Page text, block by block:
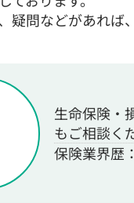
疑問などがあれば
生命保険・
もご相談く
保険業界歴